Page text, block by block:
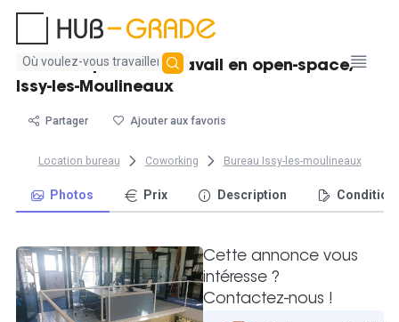
Aucun
résultat
trouvé
Location poste de travail en open-space,
Issy-les-Moulineaux
Partager Ajouter aux favoris
Location bureau Coworking Bureau Issy-les-moulineaux
Photos Prix Description
Cette annonce vous
intéresse ?
Contactez-nous !